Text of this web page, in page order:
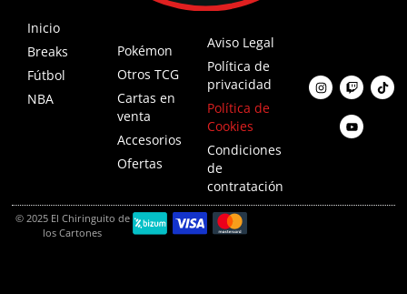
Inicio
Breaks
Fútbol
NBA
Pokémon
Otros TCG
Cartas en
venta
Accesorios
Ofertas
Aviso Legal
Política de
privacidad
Política de
Cookies
Condiciones
de
contratación
© 2025 El Chiringuito de
los Cartones